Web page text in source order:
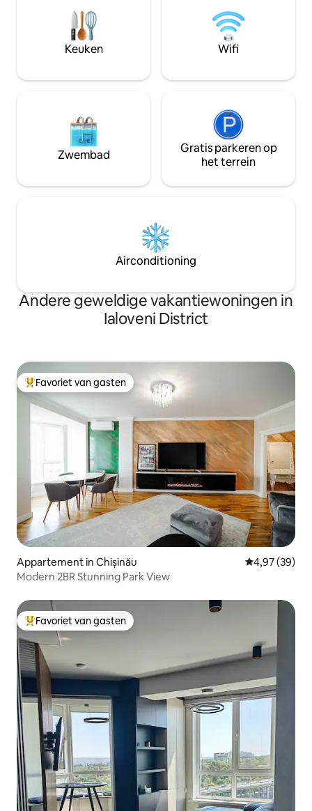
uitgeruste keuken, wifi, tv, schone
handdoeken en hygiëneproducten.
Haardroger, strijkijzer. Perfect voor
toeristen en zakenreizigers! Geen lift
Keuken Wifi
Zwembad
Gratis parkeren op
het terrein
Airconditioning
Andere geweldige vakantiewoningen in
Ialoveni District
Topfavoriet van gasten
Favoriet van gasten
Appartement in Chișinău Gemiddelde
4,97 (39)
Modern 2BR Stunning Park View
Topfavoriet van gasten
Favoriet van gasten